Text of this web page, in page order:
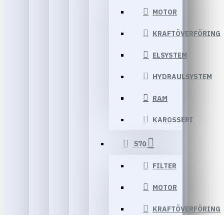
MOTOR
KRAFTÖVERFÖRING
ELSYSTEM
HYDRAULSYSTEM
RAM
KAROSSERI
570
FILTER
MOTOR
KRAFTÖVERFÖRING